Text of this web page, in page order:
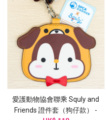
愛護動物協會聯乘 Squly and
Friends 證件套（狗仔款） -